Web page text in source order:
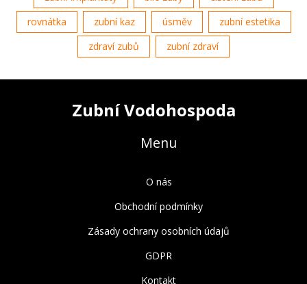
rovnátka
zubní kaz úsměv
zubní estetika
zdraví zubů
zubní zdraví
Zubní Vodohospoda
Menu
O nás
Obchodní podmínky
Zásady ochrany osobních údajů
GDPR
Kontakt